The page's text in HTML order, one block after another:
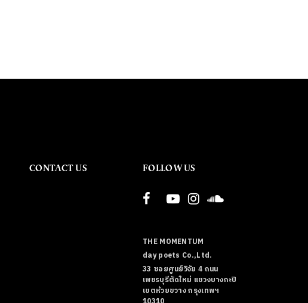
CONTACT US FOLLOW US
THE MOMENTUM
day poets Co.,Ltd.
33 ซอยศูนย์วิจัย 4 ถนน
เพชรบุรีตัดใหม่ แขวงบางกะปิ
เขตห้วยขวาง กรุงเทพฯ